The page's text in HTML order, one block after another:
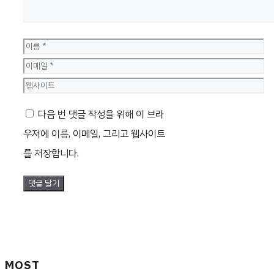
이
름
이
메
웹
트
다음 번 댓글 작성을 위해 이 브라
우저에 이름, 이메일, 그리고 웹사이트
를 저장합니다.
MOST